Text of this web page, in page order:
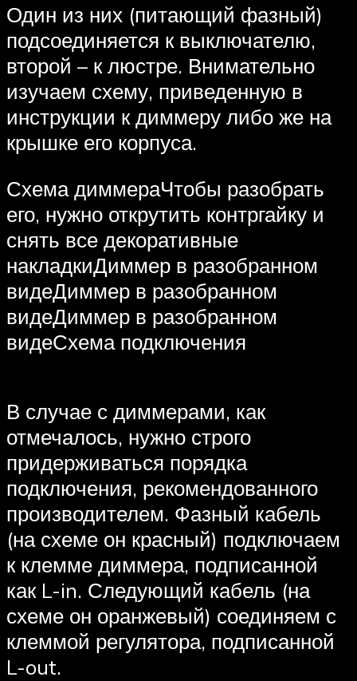
Один из них (питающий фазный)
подсоединяется к выключателю,
второй – к люстре. Внимательно
изучаем схему, приведенную в
инструкции к диммеру либо же на
крышке его корпуса.
Схема диммераЧтобы разобрать
его, нужно открутить контргайку и
снять все декоративные
накладкиДиммер в разобранном
видеДиммер в разобранном
видеДиммер в разобранном
видеСхема подключения
В случае с диммерами, как
отмечалось, нужно строго
придерживаться порядка
подключения, рекомендованного
производителем. Фазный кабель
(на схеме он красный) подключаем
к клемме диммера, подписанной
как L-in. Следующий кабель (на
схеме он оранжевый) соединяем с
клеммой регулятора, подписанной
L-out.